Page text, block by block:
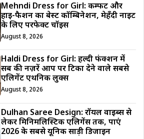
Mehndi Dress for Girl: कम्फर्ट और
हाई-फैशन का बेस्ट कॉम्बिनेशन, मेहँदी नाइट
के लिए परफेक्ट चॉइस
August 8, 2026
Haldi Dress for Girl: हल्दी फंक्शन में
सब की नज़रें आप पर टिका देने वाले सबसे
एलिगेंट एथनिक लुक्स
August 8, 2026
Dulhan Saree Design: रॉयल वाइब्स से
लेकर मिनिमलिस्टिक एलिगेंस तक, पाएं
2026 के सबसे यूनिक साड़ी डिजाईन